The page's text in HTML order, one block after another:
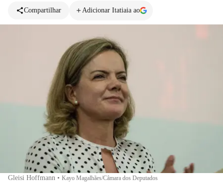
Compartilhar
Adicionar Itatiaia ao
Gleisi Hoffmann • Kayo Magalhães/Câmara dos Deputados